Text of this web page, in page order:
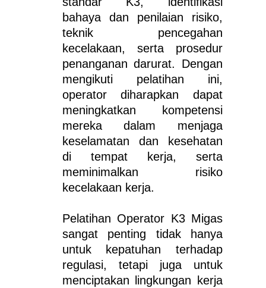
bahaya dan penilaian risiko,
teknik pencegahan
kecelakaan, serta prosedur
penanganan darurat. Dengan
mengikuti pelatihan ini,
operator diharapkan dapat
meningkatkan kompetensi
mereka dalam menjaga
keselamatan dan kesehatan
di tempat kerja, serta
meminimalkan risiko
kecelakaan kerja.
Pelatihan Operator K3 Migas
sangat penting tidak hanya
untuk kepatuhan terhadap
regulasi, tetapi juga untuk
menciptakan lingkungan kerja